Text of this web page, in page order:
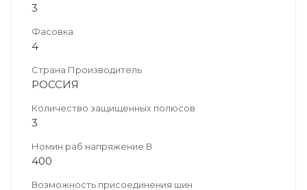
3
Фасовка
4
Страна Производитель
РОССИЯ
Количество защищенных полюсов
3
Номин раб напряжение В
400
Возможность присоединения шин